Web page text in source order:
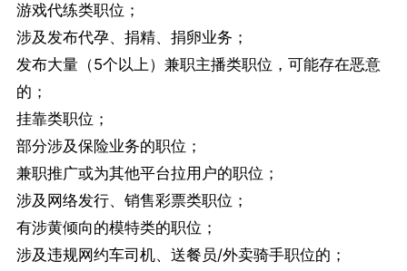
游戏代练类职位；
涉及发布代孕、捐精、捐卵业务；
发布大量（5个以上）兼职主播类职位，可能存在恶意
的；
挂靠类职位；
部分涉及保险业务的职位；
兼职推广或为其他平台拉用户的职位；
涉及网络发行、销售彩票类职位；
有涉黄倾向的模特类的职位；
涉及违规网约车司机、送餐员/外卖骑手职位的；